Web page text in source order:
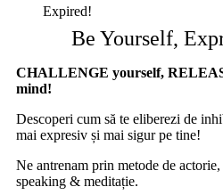
Expired!
Be Yourself,
CHALLENGE yourself,
mind!
Descoperi cum să te eliberezi de
mai expresiv și mai sigur pe tine!
Ne antrenam prin metode de
speaking & meditație.